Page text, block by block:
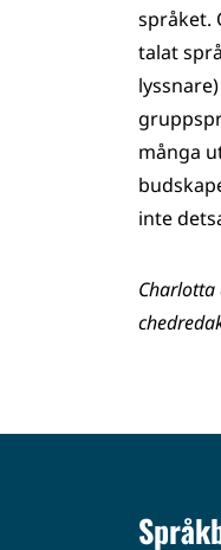
språket.
talat
många
inte
Charlotta